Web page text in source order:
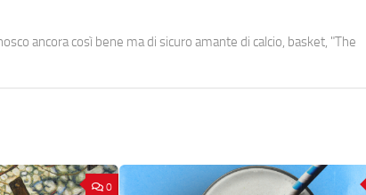
ancora così bene ma di sicuro amante di calcio, basket, "The
0